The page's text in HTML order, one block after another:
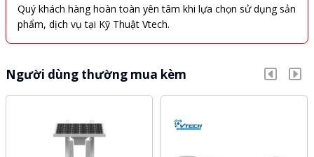
Quý khách hàng hoàn toàn yên tâm khi lựa chọn sử dụng sản
phẩm, dịch vụ tại Kỹ Thuật Vtech.
Người dùng thường mua kèm